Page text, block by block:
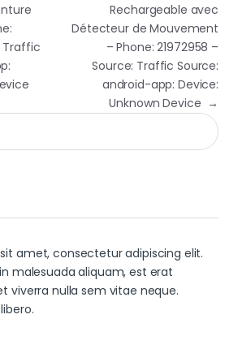
Traffic
Rechargeable avec
Détecteur de Mouvement
– Phone: 21972958 –
Source: Traffic Source:
android-app: Device:
Unknown Device →
amet, consectetur adipiscing elit.
malesuada aliquam, est erat
viverra nulla sem vitae neque.